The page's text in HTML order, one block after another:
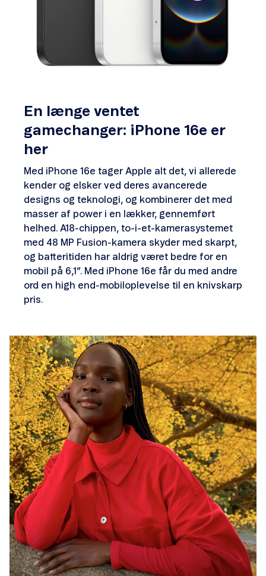
En længe ventet
gamechanger: iPhone 16e er
her
Med iPhone 16e tager Apple alt det, vi allerede
kender og elsker ved deres avancerede
designs og teknologi, og kombinerer det med
masser af power i en lækker, gennemført
helhed. A18-chippen, to-i-et-kamerasystemet
med 48 MP Fusion-kamera skyder med skarpt,
og batteritiden har aldrig været bedre for en
mobil på 6,1”. Med iPhone 16e får du med andre
ord en high end-mobiloplevelse til en knivskarp
pris.